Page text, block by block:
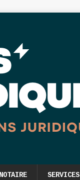
NOTAIRE SERVICES